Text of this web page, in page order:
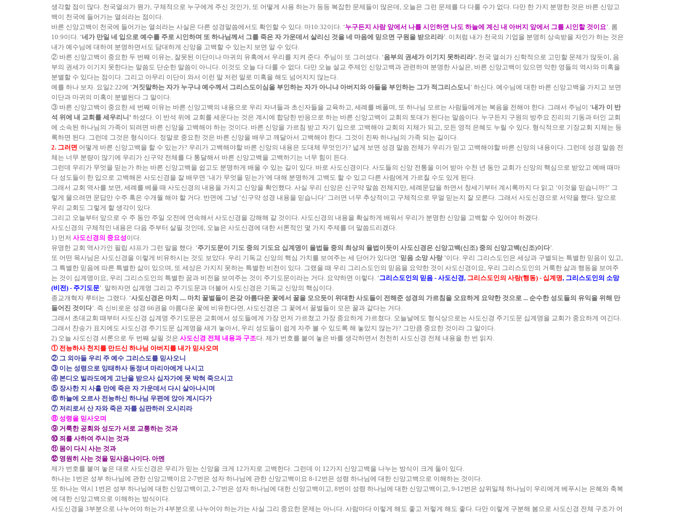
생각할 점이 많다. 천국열쇠가 뭔가, 구체적으로 누구에게 주신 것인가, 또 어떻게 사용 하는가 등등 복잡한 문제들이 많은데, 오늘은 그런 문제를 다 다룰 수가 없다. 다만 한 가지 분명한 것은 바른 신앙고
백이 천국에 들어가는 열쇠라는 점이다.
바른 신앙고백이 천국에 들어가는 열쇠라는 사실은 다른 성경말씀에서도 확인할 수 있다. 마10:32이다. ‘누구든지 사람 앞에서 나를 시인하면 나도 하늘에 계신 내 아버지 앞에서 그를 시인할 것이요’. 롬
10:9이다. ‘네가 만일 네 입으로 예수를 주로 시인하며 또 하나님께서 그를 죽은 자 가운데서 살리신 것을 네 마음에 믿으면 구원을 받으리라’. 이처럼 내가 천국의 기업을 분명히 상속받을 자인가 하는 것은
내가 예수님에 대하여 분명하면서도 담대하게 신앙을 고백할 수 있는지 보면 알 수 있다.
② 바른 신앙고백이 중요한 두 번째 이유는, 잘못된 이단이나 마귀의 유혹에서 우리를 지켜 준다. 주님이 또 그러셨다. ‘음부의 권세가 이기지 못하리라’. 천국 열쇠가 신학적으로 고민할 문제가 많듯이, 음
부의 권세가 이기지 못한다는 말씀도 단순한 말씀이 아니다. 이것도 오늘 다 다룰 수 없다. 다만 오늘 설교 주제인 신앙고백과 관련하여 분명한 사실은, 바른 신앙고백이 있으면 악한 영들의 역사와 미혹을
분별할 수 있다는 점이다. 그리고 아무리 이단이 와서 이런 말 저런 말로 미혹을 해도 넘어지지 않는다.
예를 하나 보자. 요일2:22에 ‘거짓말하는 자가 누구냐 예수께서 그리스도이심을 부인하는 자가 아니냐 아버지와 아들을 부인하는 그가 적그리스도니 ’ 하신다. 예수님에 대한 바른 신앙고백을 가지고 보면
이단과 마귀의 미혹이 분별된다 그 말이다.
③ 바른 신앙고백이 중요한 세 번째 이유는 바른 신앙고백의 내용으로 우리 자녀들과 초신자들을 교육하고, 세례를 베풀며, 또 하나님 모르는 사람들에게는 복음을 전해야 한다. 그래서 주님이 ‘내가 이 반
석 위에 내 교회를 세우리니’ 하셨다. 이 반석 위에 교회를 세운다는 것은 계시에 합당한 반응으로 하는 바른 신앙고백이 교회의 토대가 된다는 말씀이다. 누구든지 구원의 방주요 진리의 기동과 터인 교회
에 소속된 하나님의 가족이 되려면 바른 신앙을 고백해야 하는 것이다. 바른 신앙을 가르침 받고 자기 입으로 고백해야 교회의 지체가 되고, 모든 영적 은혜도 누릴 수 있다. 형식적으로 기장교회 지체는 등
록하면 된다. 그런데 그것은 형식이다. 정말로 중요한 것은 바른 신앙을 배우고 깨달아서 고백해야 한다. 그것이 진짜 하나님의 가족 되는 길이다.
2. 그러면 어떻게 바른 신앙고백을 할 수 있는가? 우리가 고백해야할 바른 신앙의 내용은 도대체 무엇인가? 넓게 보면 성경 말씀 전체가 우리가 믿고 고백해야할 바른 신앙의 내용이다. 그런데 성경 말씀 전
체는 너무 분량이 많기에 우리가 신구약 전체를 다 통달해서 바른 신앙고백을 고백하기는 너무 힘이 든다.
그런데 우리가 무엇을 믿는가 하는 바른 신앙고백을 쉽고도 분명하게 배울 수 있는 길이 있다. 바로 사도신경이다. 사도들의 신앙 전통을 이어 받아 수천 년 동안 교회가 신앙의 핵심으로 받았고 예배 때마
다 성도들이 한 입으로 고백해온 사도신경을 잘 배우면 ‘내가 무엇을 믿는가’에 대해 분명하게 고백도 할 수 있고 다른 사람에게 가르칠 수도 있게 된다.
그래서 교회 역사를 보면, 세례를 베풀 때 사도신경의 내용을 가지고 신앙을 확인했다. 사실 우리 신앙은 신구약 말씀 전체지만, 세례문답을 하면서 창세기부터 계시록까지 다 읽고 ‘이것을 믿습니까?’ 그
렇게 물으려면 문답만 수주 혹은 수개월 해야 할 거다. 반면에 그냥 ‘신구약 성경 내용을 믿습니다’ 그러면 너무 추상적이고 구체적으로 무얼 믿는지 잘 모른다. 그래서 사도신경으로 서약을 했다. 앞으로
우리 교회도 그렇게 할 생각이 있다.
그리고 오늘부터 앞으로 수 주 동안 주일 오전에 연속해서 사도신경을 강해해 갈 것이다. 사도신경의 내용을 확실하게 배워서 우리가 분명한 신앙을 고백할 수 있어야 하겠다.
사도신경의 구체적인 내용은 다음 주부터 살필 것인데, 오늘은 사도신경에 대한 서론적인 몇 가지 주제를 더 말씀드리겠다.
1) 먼저 사도신경의 중요성이다.
유명한 교회 역사가인 필립 샤프가 그런 말을 했다. ‘주기도문이 기도 중의 기도요 십계명이 율법들 중의 최상의 율법이듯이 사도신경은 신앙고백(신조) 중의 신앙고백(신조)이다’.
또 어떤 목사님은 사도신경을 이렇게 비유하시는 것도 보았다. 우리 기독교 신앙의 핵심 가치를 보여주는 세 단어가 있다면 ‘믿음 소망 사랑 ’이다. 우리 그리스도인은 세상과 구별되는 특별한 믿음이 있고,
그 특별한 믿음에 따른 특별한 삶이 있으며, 또 세상은 가지지 못하는 특별한 비전이 있다. 그랬을 때 우리 그리스도인의 믿음을 요약한 것이 사도신경이요, 우리 그리스도인의 거룩한 삶과 행동을 보여주
는 것이 십계명이요, 우리 그리스도인의 특별한 꿈과 비전을 보여주는 것이 주기도문이라는 거다. 요약하면 이렇다. ‘그리스도인의 믿음 - 사도신경, 그리스도인의 사랑(행동) - 십계명, 그리스도인의 소망
(비전) - 주기도문’. 말하자면 십계명 그리고 주기도문과 더불어 사도신경은 기독교 신앙의 핵심이다.
종교개혁자 루터는 그랬다. ‘사도신경은 마치 .... 마치 꿀벌들이 온갖 아름다운 꽃에서 꿀을 모으듯이 위대한 사도들이 전해준 성경의 가르침을 오묘하게 요약한 것으로 ... 순수한 성도들의 유익을 위해 만
들어진 것이다’. 즉 신비로운 성경 66권을 아름다운 꽃에 비유한다면, 사도신경은 그 꽃에서 꿀벌들이 모은 꿀과 같다는 거다.
그래서 초대교회 때부터 사도신경 십계명 주기도문은 교회에서 성도들에게 가장 먼저 가르쳤고 가장 중요하게 가르쳤다. 오늘날에도 형식상으로는 사도신경 주기도문 십계명을 교회가 중요하게 여긴다.
그래서 찬송가 표지에도 사도신경 주기도문 십계명을 새겨 놓아서, 우리 성도들이 쉽게 자주 볼 수 있도록 해 놓았지 않는가? 그만큼 중요한 것이라 그 말이다.
2) 오늘 사도신경 서론으로 두 번째 살필 것은 사도신경 전체 내용과 구조다. 제가 번호를 붙여 놓은 바를 생각하면서 천천히 사도신경 전체 내용을 한 번 읽자.
① 전능하사 천지를 만드신 하나님 아버지를 내가 믿사오며
② 그 외아들 우리 주 예수 그리스도를 믿사오니
③ 이는 성령으로 잉태하사 동정녀 마리아에게 나시고
④ 본디오 빌라도에게 고난을 받으사 십자가에 못 박혀 죽으시고
⑤ 장사한 지 사흘 만에 죽은 자 가운데서 다시 살아나시며
⑥ 하늘에 오르사 전능하신 하나님 우편에 앉아 계시다가
⑦ 저리로서 산 자와 죽은 자를 심판하러 오시리라
⑧ 성령을 믿사오며
⑨ 거룩한 공회와 성도가 서로 교통하는 것과
⑩ 죄를 사하여 주시는 것과
⑪ 몸이 다시 사는 것과
⑫ 영원히 사는 것을 믿사옵나이다. 아멘
제가 번호를 붙여 놓은 대로 사도신경은 우리가 믿는 신앙을 크게 12가지로 고백한다. 그런데 이 12가지 신앙고백을 나누는 방식이 크게 둘이 있다.
하나는 1번은 성부 하나님에 관한 신앙고백이요 2-7번은 성자 하나님에 관한 신앙고백이요 8-12번은 성령 하나님에 대한 신앙고백으로 이해하는 것이다.
또 하나는 역시 1번은 성부 하나님에 대한 신앙고백이고, 2-7번은 성자 하나님에 대한 신앙고백이고, 8번이 성령 하나님에 대한 신앙고백이고, 9-12번은 삼위일체 하나님이 우리에게 베푸시는 은혜와 축복
에 대한 신앙고백으로 이해하는 방식이다.
사도신경을 3부분으로 나누어야 하는가 4부분으로 나누어야 하는가는 사실 그리 중요한 문제는 아니다. 사람마다 이렇게 해도 좋고 저렇게 해도 좋다. 다만 이렇게 구분해 봄으로 사도신경 전체 구조가 어